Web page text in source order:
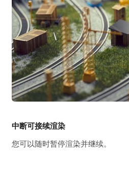
中断可接续渲染
您可以随时暂停渲染并继续。